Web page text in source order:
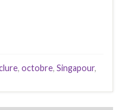
, octobre, Singapour,